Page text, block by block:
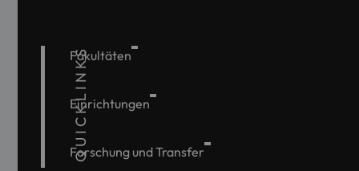
QUICKLINKS
Fakultäten
Einrichtungen
Forschung und Transfer